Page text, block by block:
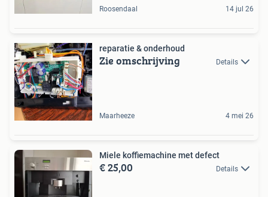
Roosendaal 14 jul 26
reparatie & onderhoud
Zie omschrijving Details
Maarheeze 4 mei 26
Miele koffiemachine met defect
€ 25,00 Details